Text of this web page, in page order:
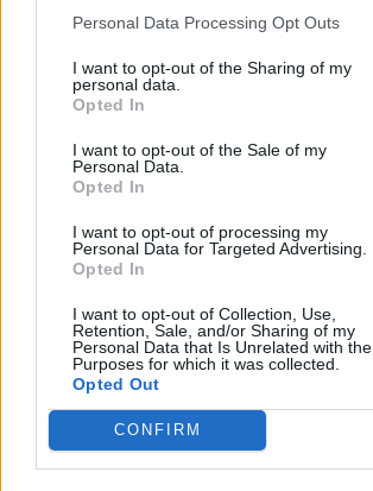
Personal Data Processing Opt Outs
I want to opt-out of the Sharing of my
personal data.
Opted In
I want to opt-out of the Sale of my
Personal Data.
Opted In
I want to opt-out of processing my
Personal Data for Targeted Advertising.
Opted In
I want to opt-out of Collection, Use,
Retention, Sale, and/or Sharing of my
Personal Data that Is Unrelated with the
Purposes for which it was collected.
Opted Out
CONFIRM